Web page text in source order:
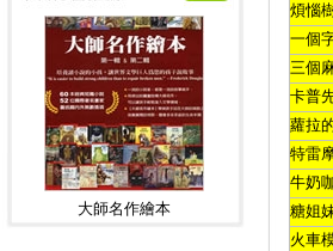
大師名作繪本
煩惱
一個
三個
卡普
蘿拉
特雷
牛奶
糖姐
火車